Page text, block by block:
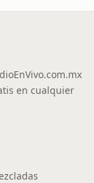
en cualquier